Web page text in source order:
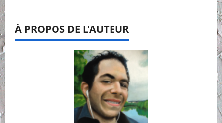
À PROPOS DE L'AUTEUR